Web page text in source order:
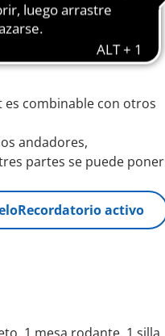
es combinable con otros
andadores,
partes se puede poner
Recordatorio activo